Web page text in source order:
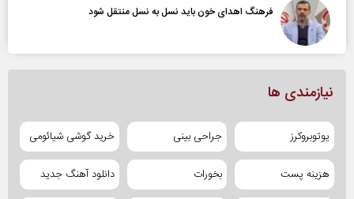
فرهنگ اهدای خون باید نسل به نسل منتقل شود
نیازمندی ها
یوتوبروکرز جراحی بینی خرید گوشی شیائومی
هزینه پست بخورات دانلود آهنگ جدید